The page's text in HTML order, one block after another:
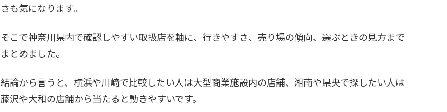
さも気になります。
そこで神奈川県内で確認しやすい取扱店を軸に、行きやすさ、売り場の傾向、選ぶときの見方まで
まとめました。
結論から言うと、横浜や川崎で比較したい人は大型商業施設内の店舗、湘南や県央で探したい人は
藤沢や大和の店舗から当たると動きやすいです。